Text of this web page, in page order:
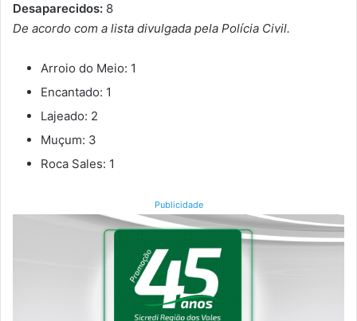
Desaparecidos: 8
De acordo com a lista divulgada pela Polícia Civil.
Arroio do Meio: 1
Encantado: 1
Lajeado: 2
Muçum: 3
Roca Sales: 1
Publicidade